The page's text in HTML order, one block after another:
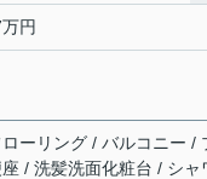
円
ーリング / バルコニー
/ 洗髪洗面化粧台 / シ